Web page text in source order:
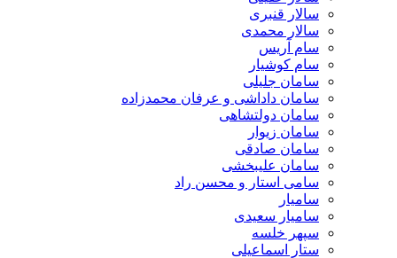
سالار قنبری
سالار محمدی
سام آریس
سام کوشیار
سامان جلیلی
سامان داداشی و عرفان محمدزاده
سامان دولتشاهی
سامان زیوار
سامان صادقی
سامان علیبخشی
سامی استار و محسن راد
سامیار
سامیار سعیدی
سپهر خلسه
ستار اسماعیلی